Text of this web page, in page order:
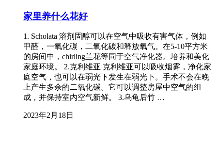
家里养什么花好
1. Scholata 溶剂固醇可以在空气中吸收有害气体，例如
甲醛，一氧化碳，二氧化碳和释放氧气。在5-10平方米
的房间中，chirling兰花等同于空气净化器。培养和美化
家庭环境。 2.克利维亚 克利维亚可以吸收烟雾，净化家
庭空气，也可以在弱光下发生在弱光下。手术不会在晚
上产生多余的二氧化碳。它可以调整房屋中空气的组
成，并保持室内空气新鲜。 3.乌龟后竹 …
2023年2月18日